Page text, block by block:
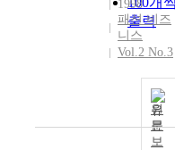
출력
1998
패션 비즈
니스
Vol.2 No.3
원
문
보